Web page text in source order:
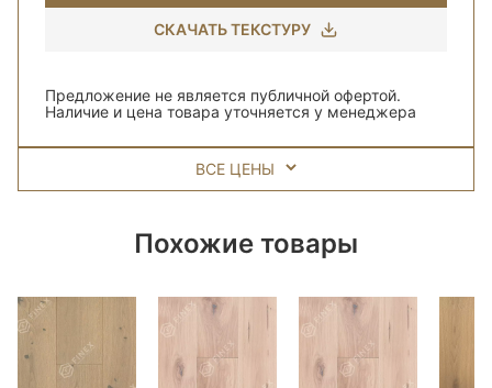
СКАЧАТЬ ТЕКСТУРУ
Предложение не является публичной офертой.
Наличие и цена товара уточняется у менеджера
ВСЕ ЦЕНЫ
Похожие товары